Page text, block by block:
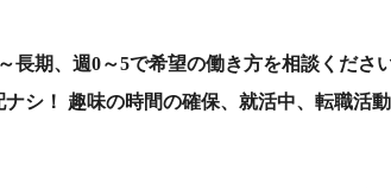
期、週0～5で希望の働き方を相談くださ
シ！ 趣味の時間の確保、就活中、転職活